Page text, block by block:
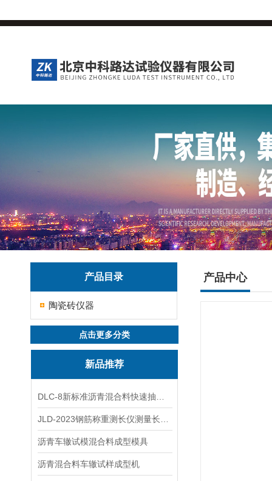
产品目录
陶瓷砖仪器
点击更多分类
新品推荐
沥青车辙试模混合料成型模具
沥青混合料车辙试样成型机
产品中心